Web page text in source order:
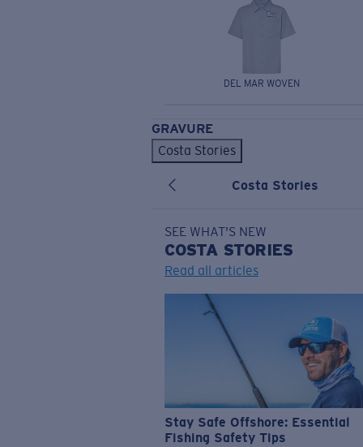
DEL MAR WOVEN
GRAVURE
Costa Stories
Costa Stories
SEE WHAT'S NEW
COSTA STORIES
Read all articles
Stay Safe Offshore: Essential
Fishing Safety Tips